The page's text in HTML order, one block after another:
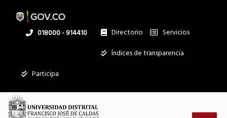
contenido
Linea
018000 - 914410 Directorio
Institucional
Servicios
Índices de transparencia
Participa